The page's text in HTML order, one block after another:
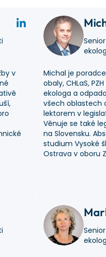
v
Michal je
obaly, CHLaS,
ekologa a
všech oblastech
lektorem v
Věnuje se také
na Slovensku.
studium Vysoké
Ostrava v oboru